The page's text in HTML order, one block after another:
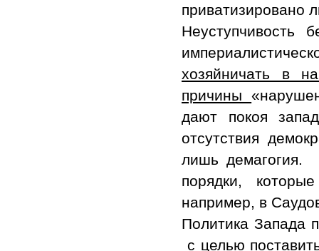
приватизировано
Неуступчивость
хозяйничать в
причины
дают покоя
отсутствия
лишь демагогия.
порядки,
например, в
Политика Запада
с целью